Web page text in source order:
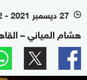
l 27 ديسمبر 2021 - 17:22 بتوقيت أبوظبي
هشام المياني –